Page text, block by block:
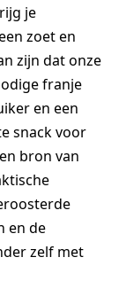
je
zoet en
zijn dat onze
franje
en een
snack voor
bron van
en de
zelf met